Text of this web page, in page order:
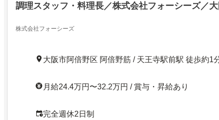
調理スタッフ・料理長／株式会社フォーシーズ／
株式会社フォーシーズ
大阪市阿倍野区 阿倍野筋 / 天王寺駅前駅 徒歩約1
月給24.4万円〜32.2万円 / 賞与・昇給あり
完全週休2日制